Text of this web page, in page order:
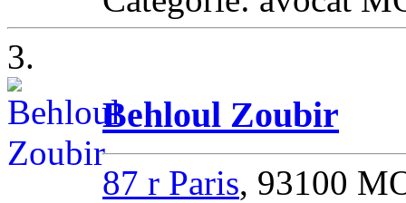
3.
Behloul Zoubir
87 r Paris, 93100